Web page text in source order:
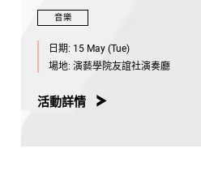
音樂
日期: 15 May (Tue)
場地: 演藝學院友誼社演奏廳
活動詳情